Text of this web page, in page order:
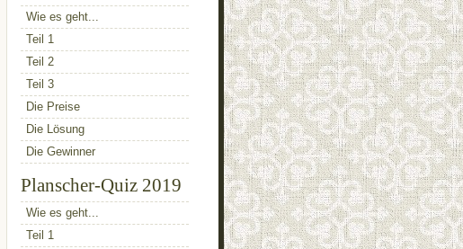
Wie es geht...
Teil 1
Teil 2
Teil 3
Die Preise
Die Lösung
Die Gewinner
Planscher-Quiz 2019
Wie es geht...
Teil 1